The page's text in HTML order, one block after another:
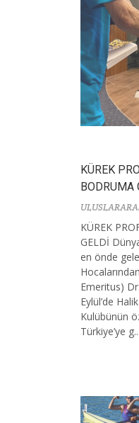
KÜREK
BODRUMA
KÜREK
GELDİ
en önde
Emeritus)
Eylül’de
Kulübünün
Türkiye’ye g...